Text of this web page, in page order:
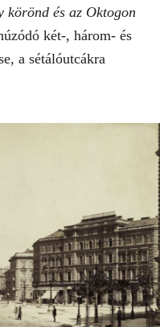
körönd és az Oktogon
két-, három- és
a sétálóutcákra